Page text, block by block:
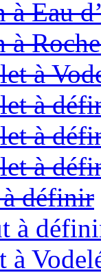
Eau
à
à
à
à
à
définir
à
à